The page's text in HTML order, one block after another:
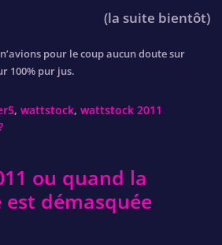
(la suite bientôt)
pour le coup aucun doute sur
100% pur jus.
, wattstock, wattstock 2011
ou quand la
est démasquée